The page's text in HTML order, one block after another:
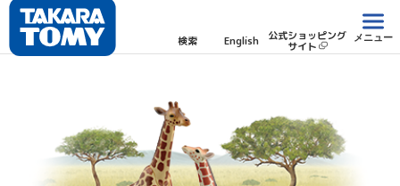
検索 English 公式ショッピング
サイト
メニュー